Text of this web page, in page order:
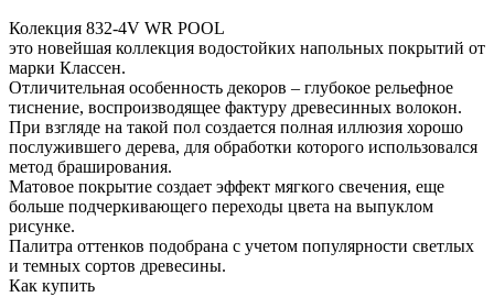
Колекция 832-4V WR POOL
это новейшая коллекция водостойких напольных покрытий от
марки Классен.
Отличительная особенность декоров – глубокое рельефное
тиснение, воспроизводящее фактуру древесинных волокон.
При взгляде на такой пол создается полная иллюзия хорошо
послужившего дерева, для обработки которого использовался
метод браширования.
Матовое покрытие создает эффект мягкого свечения, еще
больше подчеркивающего переходы цвета на выпуклом
рисунке.
Палитра оттенков подобрана с учетом популярности светлых
и темных сортов древесины.
Как купить